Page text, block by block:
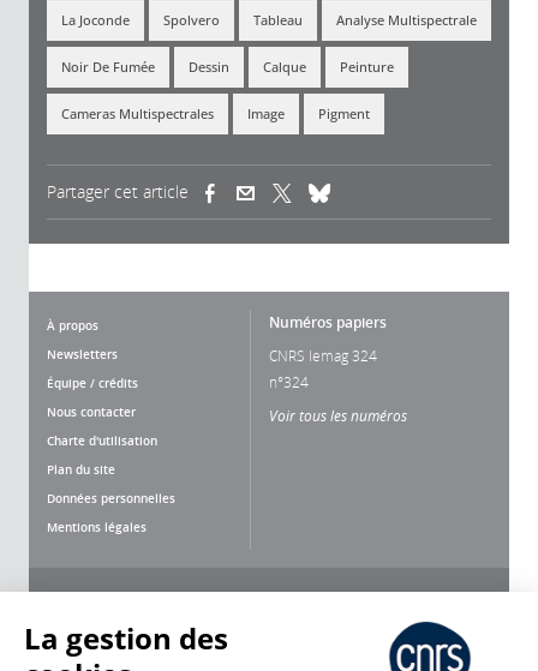
La Joconde Spolvero Tableau Analyse Multispectrale
Noir De Fumée Dessin Calque Peinture
Cameras Multispectrales Image Pigment
Partager cet article (link is external)(link is external)
À propos
Newsletters
Équipe / crédits
Nous contacter
Charte d'utilisation
Plan du site
Données personnelles
Mentions légales
Numéros papiers
CNRS lemag 324
n°324
Voir tous les numéros
La gestion des